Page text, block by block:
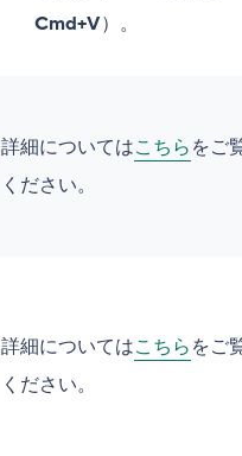
Cmd+V）。
詳細についてはこちらをご
ください。
詳細についてはこちらをご
ください。